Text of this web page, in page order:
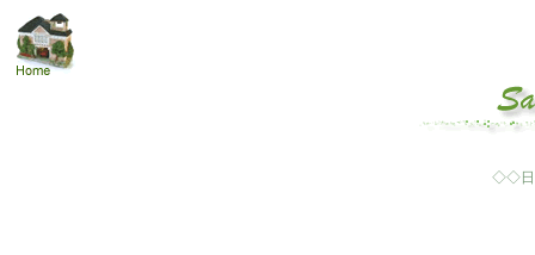
◇◇日